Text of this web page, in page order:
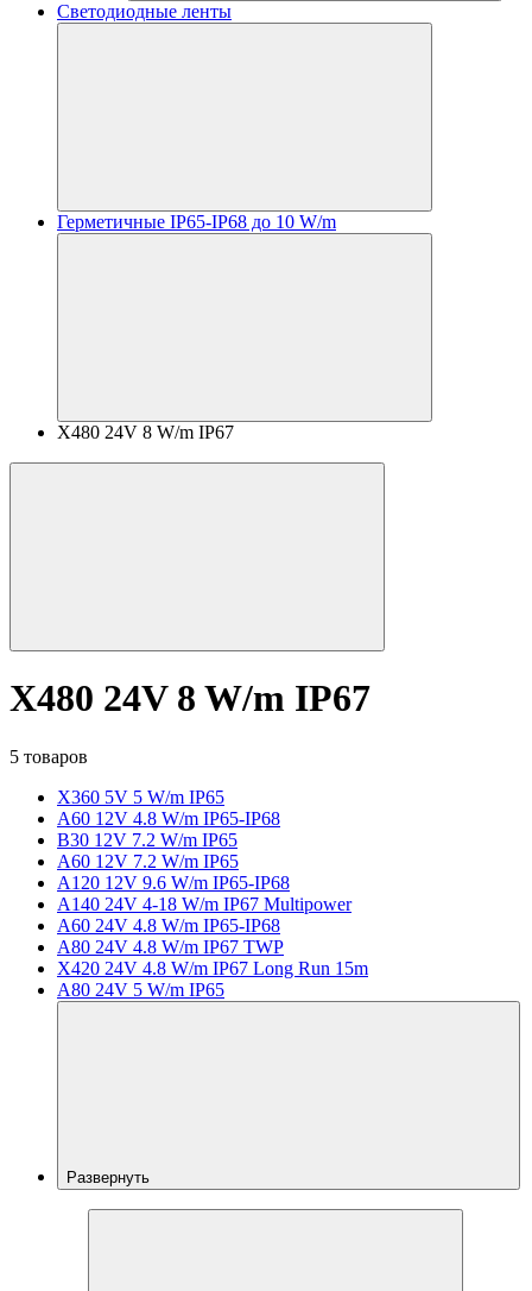
Светодиодные ленты
Герметичные IP65-IP68 до 10 W/m
X480 24V 8 W/m IP67
X480 24V 8 W/m IP67
5 товаров
X360 5V 5 W/m IP65
A60 12V 4.8 W/m IP65-IP68
B30 12V 7.2 W/m IP65
A60 12V 7.2 W/m IP65
A120 12V 9.6 W/m IP65-IP68
A140 24V 4-18 W/m IP67 Multipower
A60 24V 4.8 W/m IP65-IP68
A80 24V 4.8 W/m IP67 TWP
X420 24V 4.8 W/m IP67 Long Run 15m
A80 24V 5 W/m IP65
Развернуть